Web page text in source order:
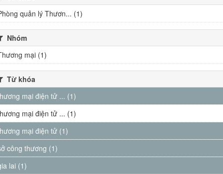
quản lý Thươn... (1)
Nhóm
mại (1)
Từ khóa
mại điện tử ... (1)
mại điện tử ... (1)
mại điện tử (1)
công thương (1)
lai (1)